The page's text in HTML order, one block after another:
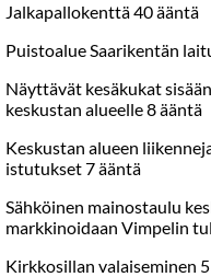
Jalkapallokenttä 40 ääntä
Puistoalue Saarikentän
Näyttävät kesäkukat
keskustan alueelle 8 ääntä
Keskustan alueen
istutukset 7 ääntä
Sähköinen mainostaulu
markkinoidaan Vimpelin
Kirkkosillan valaiseminen